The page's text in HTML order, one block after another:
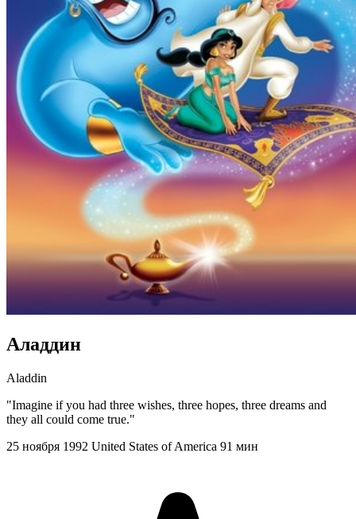
Аладдин
Aladdin
"Imagine if you had three wishes, three hopes, three dreams and
they all could come true."
25 ноября 1992 United States of America 91 мин